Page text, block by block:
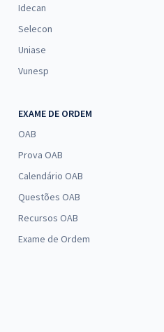
Idecan
Selecon
Uniase
Vunesp
EXAME DE ORDEM
OAB
Prova OAB
Calendário OAB
Questões OAB
Recursos OAB
Exame de Ordem